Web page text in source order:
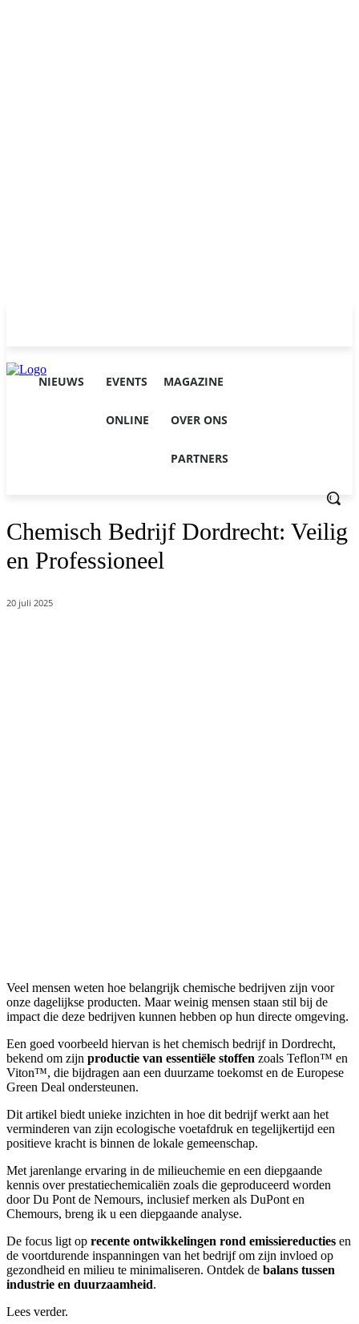
NIEUWS EVENTS MAGAZINE
ONLINE OVER ONS
PARTNERS
Chemisch Bedrijf Dordrecht: Veilig
en Professioneel
20 juli 2025
Veel mensen weten hoe belangrijk chemische bedrijven zijn voor
onze dagelijkse producten. Maar weinig mensen staan stil bij de
impact die deze bedrijven kunnen hebben op hun directe omgeving.
Een goed voorbeeld hiervan is het chemisch bedrijf in Dordrecht,
bekend om zijn productie van essentiële stoffen zoals Teflon™ en
Viton™, die bijdragen aan een duurzame toekomst en de Europese
Green Deal ondersteunen.
Dit artikel biedt unieke inzichten in hoe dit bedrijf werkt aan het
verminderen van zijn ecologische voetafdruk en tegelijkertijd een
positieve kracht is binnen de lokale gemeenschap.
Met jarenlange ervaring in de milieuchemie en een diepgaande
kennis over prestatiechemicaliën zoals die geproduceerd worden
door Du Pont de Nemours, inclusief merken als DuPont en
Chemours, breng ik u een diepgaande analyse.
De focus ligt op recente ontwikkelingen rond emissiereducties en
de voortdurende inspanningen van het bedrijf om zijn invloed op
gezondheid en milieu te minimaliseren. Ontdek de balans tussen
industrie en duurzaamheid.
Lees verder.